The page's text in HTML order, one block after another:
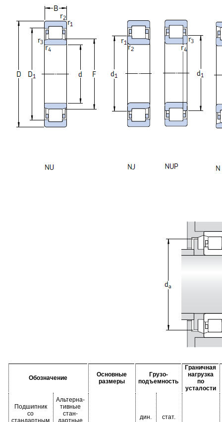
Обозначение
Основные
размеры
Грузо-
подъемность
Граничная
нагрузка
по
усталости
Подшипник
со
стандартным
Альтерна-
тивные
стан-
дартные
дин. стат.